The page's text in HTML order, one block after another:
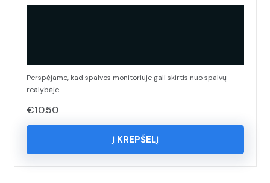
Perspėjame, kad spalvos monitoriuje gali skirtis nuo spalvų
realybėje.
€10.50
Į KREPŠELĮ